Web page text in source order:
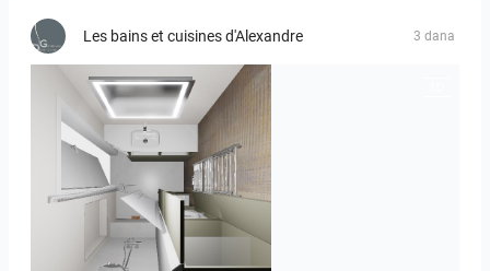
Les bains et cuisines d'Alexandre 3 dana